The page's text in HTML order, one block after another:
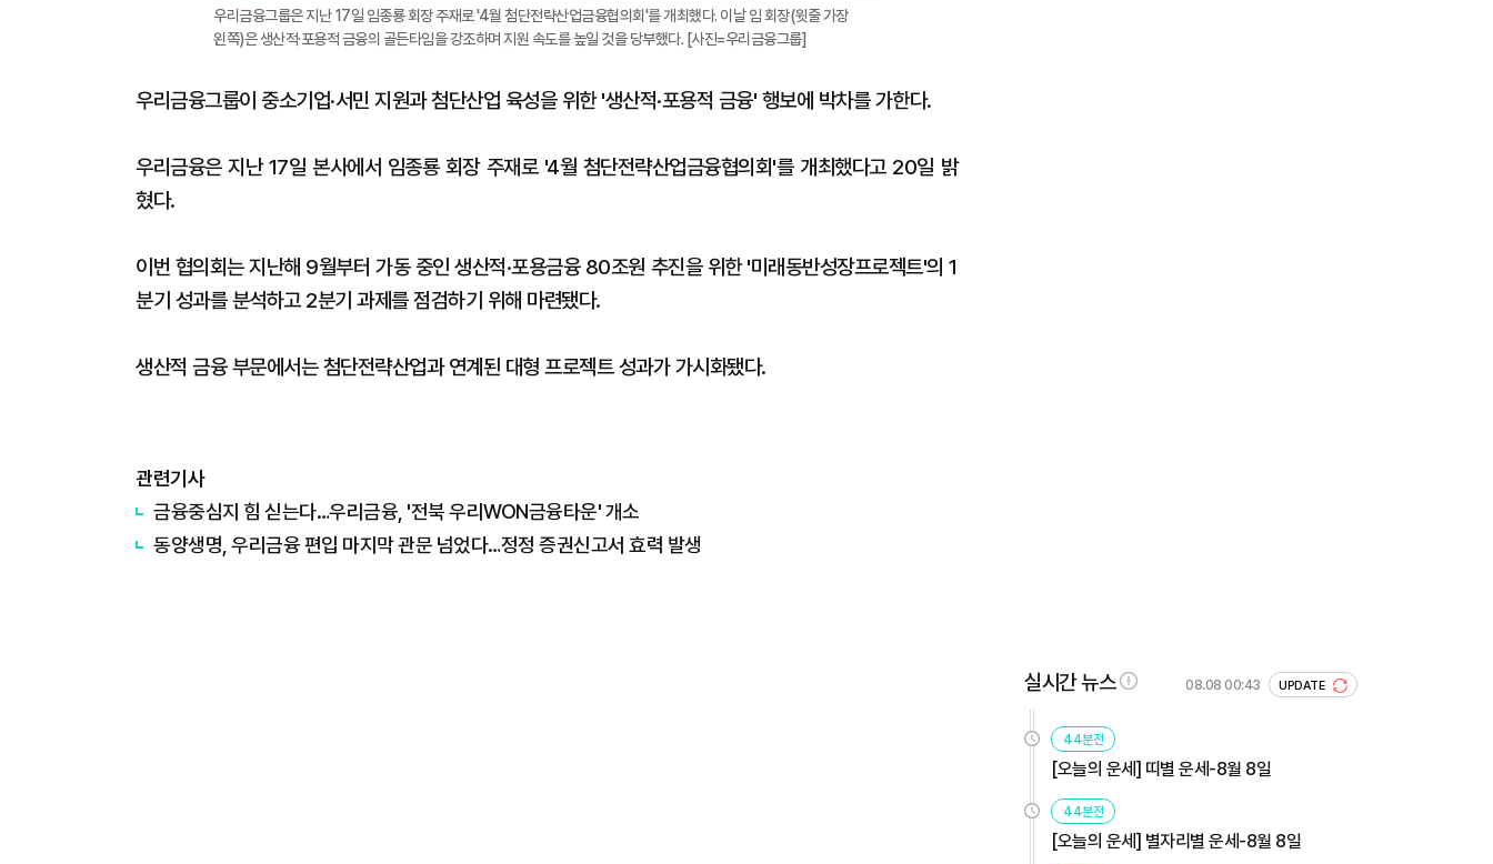
우리금융그룹은 지난 17일 임종룡 회장 주재로 '4월 첨단전략산업금융협의회'를 개최했다. 이날 임 회장(윗줄 가장
왼쪽)은 생산적·포용적 금융의 골든타임을 강조하며 지원 속도를 높일 것을 당부했다. [사진=우리금융그룹]
우리금융그룹이 중소기업·서민 지원과 첨단산업 육성을 위한 '생산적·포용적 금융' 행보에 박차를 가한다.
우리금융은 지난 17일 본사에서 임종룡 회장 주재로 '4월 첨단전략산업금융협의회'를 개최했다고 20일 밝
혔다.
이번 협의회는 지난해 9월부터 가동 중인 생산적·포용금융 80조원 추진을 위한 '미래동반성장프로젝트'의 1
분기 성과를 분석하고 2분기 과제를 점검하기 위해 마련됐다.
생산적 금융 부문에서는 첨단전략산업과 연계된 대형 프로젝트 성과가 가시화됐다.
관련기사
금융중심지 힘 싣는다…우리금융, '전북 우리WON금융타운' 개소
동양생명, 우리금융 편입 마지막 관문 넘었다…정정 증권신고서 효력 발생
실시간 뉴스 08.08 00:43 UPDATE
44분전
[오늘의 운세] 띠별 운세-8월 8일
44분전
[오늘의 운세] 별자리별 운세-8월 8일